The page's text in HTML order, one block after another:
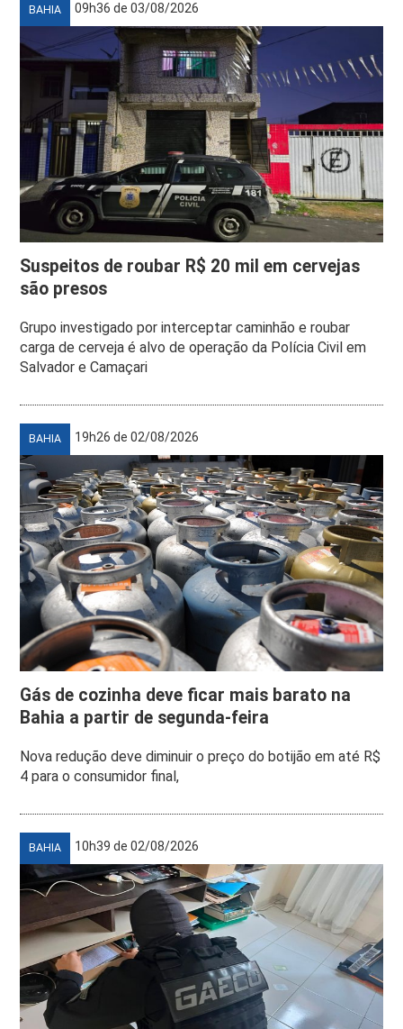
BAHIA 09h36 de 03/08/2026
Suspeitos de roubar R$ 20 mil em cervejas
são presos
Grupo investigado por interceptar caminhão e roubar
carga de cerveja é alvo de operação da Polícia Civil em
Salvador e Camaçari
BAHIA 19h26 de 02/08/2026
Gás de cozinha deve ficar mais barato na
Bahia a partir de segunda-feira
Nova redução deve diminuir o preço do botijão em até R$
4 para o consumidor final,
BAHIA 10h39 de 02/08/2026